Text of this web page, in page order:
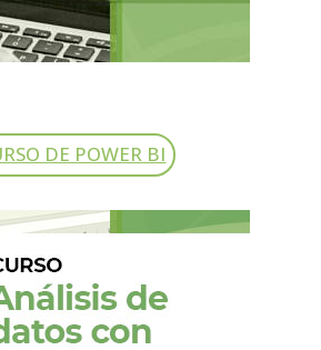
DE POWER BI